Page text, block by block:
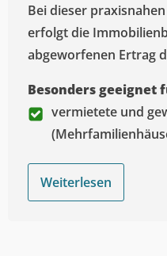
Bei dieser
erfolgt die
abgeworfenen Ertrag
Besonders geeignet
vermietete und
Weiterlesen